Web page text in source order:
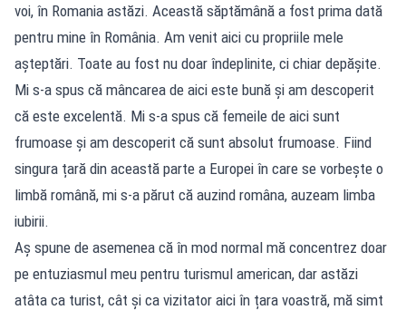
voi, în Romania astăzi. Această săptămână a fost prima dată
pentru mine în România. Am venit aici cu propriile mele
așteptări. Toate au fost nu doar îndeplinite, ci chiar depășite.
Mi s-a spus că mâncarea de aici este bună și am descoperit
că este excelentă. Mi s-a spus că femeile de aici sunt
frumoase și am descoperit că sunt absolut frumoase. Fiind
singura țară din această parte a Europei în care se vorbește o
limbă română, mi s-a părut că auzind româna, auzeam limba
iubirii.
Aș spune de asemenea că în mod normal mă concentrez doar
pe entuziasmul meu pentru turismul american, dar astăzi
atâta ca turist, cât și ca vizitator aici în țara voastră, mă simt